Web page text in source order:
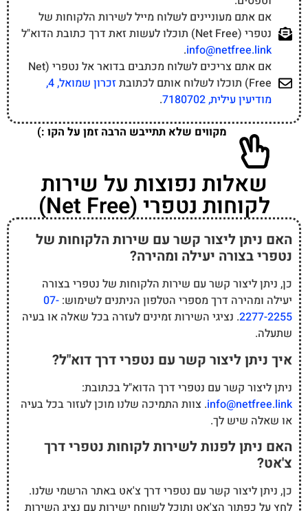
אם אתם מעוניינים לשלוח מייל לשירות הלקוחות של
נטפרי (Net Free) תוכלו לעשות זאת דרך כתובת הדוא"ל
info@netfree.link
.
אם אתם צריכים לשלוח מכתבים בדואר אל נטפרי (Net
Free) תוכלו לשלוח אותם לכתובת
זכרון שמואל, 4,
מודיעין עילית, 7180702
.
מקווים שלא תתייבש הרבה זמן על הקו :)
שאלות נפוצות על שירות
לקוחות נטפרי (Net Free)
האם ניתן ליצור קשר עם שירות הלקוחות של
נטפרי בצורה יעילה ומהירה?
כן, ניתן ליצור קשר עם שירות הלקוחות של נטפרי בצורה
יעילה ומהירה דרך מספרי הטלפון הניתנים לשימוש:07-
2277-2255. נציגי השירות זמינים לעזרה בכל שאלה או בעיה
שתעלה.
איך ניתן ליצור קשר עם נטפרי דרך דוא"ל?
ניתן ליצור קשר עם נטפרי דרך הדוא"ל בכתובת:
info@netfree.link. צוות התמיכה שלנו מוכן לעזור בכל בעיה
או שאלה שיש לך.
האם ניתן לפנות לשירות לקוחות נטפרי דרך
צ'אט?
כן, ניתן ליצור קשר עם נטפרי דרך צ'אט באתר הרשמי שלנו.
לחץ על כפתור הצ'אט ותוכל לשוחח ישירות עם נציג השירות